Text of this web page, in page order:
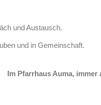
und Austausch.
und in Gemeinschaft.
Im Pfarrhaus Auma, immer